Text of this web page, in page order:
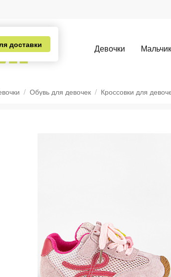
доставки Девочки
Обувь для девочек Кроссовки для
График
Сегодня